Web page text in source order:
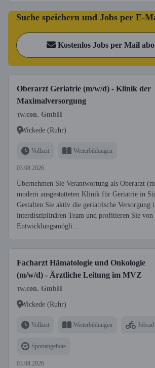
Suche speichern und Jobs per E-
Kostenlos Jobs per Mail
Oberarzt Geriatrie (m/w/d) - Klinik der
Maximalversorgung
tw.con. GmbH
Wickede (Ruhr)
Vollzeit Weiterbildungen
03.08.2026
Übernehmen Sie Verantwortung als Oberarzt
modern ausgestatteten Klinik für Geriatrie in
Gestalten Sie aktiv die geriatrische Versorgung
interdisziplinären Team und profitieren Sie von
Entwicklungsmögli...
Facharzt Hämatologie und Onkologie
(m/w/d) - Ärztliche Leitung im MVZ
tw.con. GmbH
Wickede (Ruhr)
Vollzeit Weiterbildungen Jobrad
Sportangebote
03.08.2026